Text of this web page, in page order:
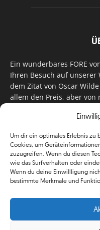
Um dir ein optimales Erlebnis
Cookies, um
zuzugreifen. Wenn du diesen
wie das Surfverhalten oder
Wenn du deine Einwillligung
bestimmte Merkmale und
Ein wunderbares FORE
Ihren Besuch auf
dem Zitat von Oscar
allem den Preis, aber
für Monat unser Bestes,
zu versorgen. Im
unseren Social Media
klassischen Wortsinn